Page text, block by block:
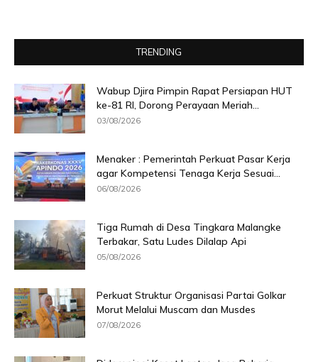
TRENDING
Wabup Djira Pimpin Rapat Persiapan HUT
ke-81 RI, Dorong Perayaan Meriah...
03/08/2026
Menaker : Pemerintah Perkuat Pasar Kerja
agar Kompetensi Tenaga Kerja Sesuai...
06/08/2026
Tiga Rumah di Desa Tingkara Malangke
Terbakar, Satu Ludes Dilalap Api
05/08/2026
Perkuat Struktur Organisasi Partai Golkar
Morut Melalui Muscam dan Musdes
07/08/2026